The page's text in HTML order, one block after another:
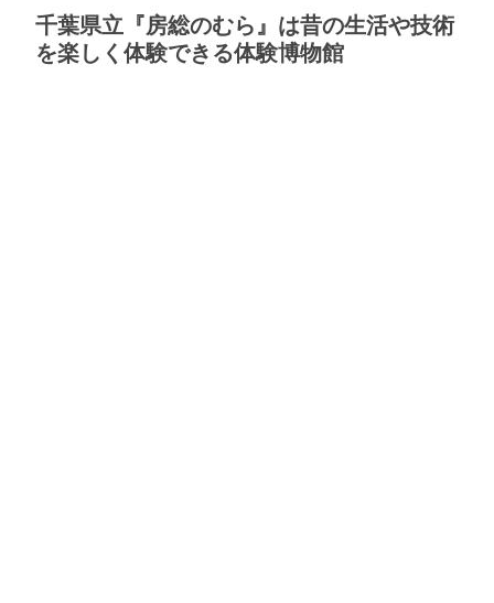
千葉県立『房総のむら』は昔の生活や技術
を楽しく体験できる体験博物館